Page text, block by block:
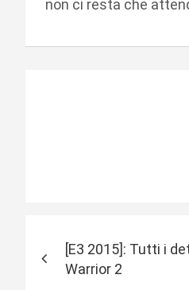
non ci resta che
[E3 2015]: Tutti i
Warrior 2